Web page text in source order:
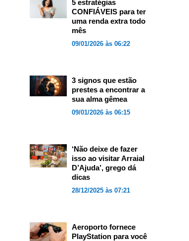
5 estratégias
CONFIÁVEIS para ter
uma renda extra todo
mês
09/01/2026 às 06:22
3 signos que estão
prestes a encontrar a
sua alma gêmea
09/01/2026 às 06:15
‘Não deixe de fazer
isso ao visitar Arraial
D’Ajuda’, grego dá
dicas
28/12/2025 às 07:21
Aeroporto fornece
PlayStation para você